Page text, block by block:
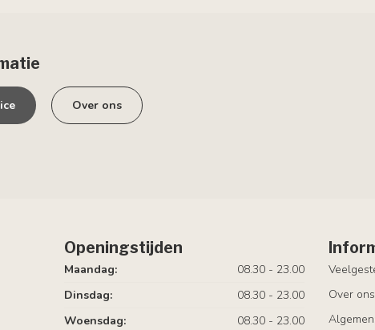
Over ons
Openingstijden
Maandag:
08.30 - 23.00
Dinsdag:
08.30 - 23.00
Woensdag:
08.30 - 23.00
Over ons